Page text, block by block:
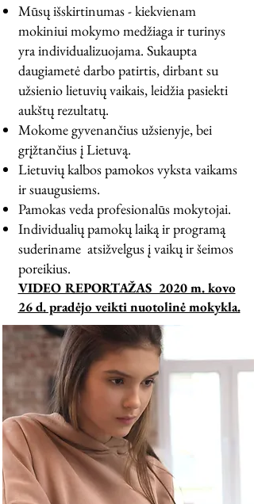
Mūsų išskirtinumas - kiekvienam
mokiniui mokymo medžiaga ir turinys
yra individualizuojama. Sukaupta
daugiametė darbo patirtis, dirbant su
užsienio lietuvių vaikais, leidžia pasiekti
aukštų rezultatų.
Mokome gyvenančius užsienyje, bei
grįžtančius į Lietuvą.
Lietuvių kalbos pamokos vyksta vaikams
ir suaugusiems.
Pamokas veda profesionalūs mokytojai.
Individualių pamokų laiką ir programą
suderiname atsižvelgus į vaikų ir šeimos
poreikius.
VIDEO REPORTAŽAS 2020 m. kovo
26 d. pradėjo veikti nuotolinė mokykla.